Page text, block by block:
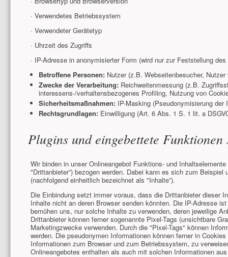
· Verwendetes Betriebssystem
· Verwendeter Gerätetyp
· Uhrzeit des Zugriffs
· IP-Adresse in anonymisierter Form (wird nur zur Feststellung
Betroffene Personen:Nutzer (z.B. Webseitenbesucher, Nutzer
Zwecke der Verarbeitung:Reichweitenmessung (z.B.
interessens-/verhaltensbezogenes Profiling, Nutzung von
Sicherheitsmaßnahmen:IP-Masking (Pseudonymisierung der
Rechtsgrundlagen:Einwilligung (Art. 6 Abs. 1 S. 1 lit. a
Plugins und eingebettete
Wir binden in unser Onlineangebot Funktions- und
"Drittanbieter”) bezogen werden. Dabei kann es sich zum
(nachfolgend einheitlich bezeichnet als "Inhalte”).
Die Einbindung setzt immer voraus, dass die Drittanbieter dieser
Inhalte nicht an deren Browser senden könnten. Die IP-Adresse
bemühen uns, nur solche Inhalte zu verwenden, deren jeweilige
Drittanbieter können ferner sogenannte Pixel-Tags (unsichtbare
Marketingzwecke verwenden. Durch die "Pixel-Tags" können
werden. Die pseudonymen Informationen können ferner in
Informationen zum Browser und zum Betriebssystem, zu
Onlineangebotes enthalten als auch mit solchen Informationen